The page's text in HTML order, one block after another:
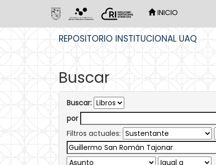
INICIO
REPOSITORIO INSTITUCIONAL UAQ
Buscar
Buscar:
por
Filtros actuales: